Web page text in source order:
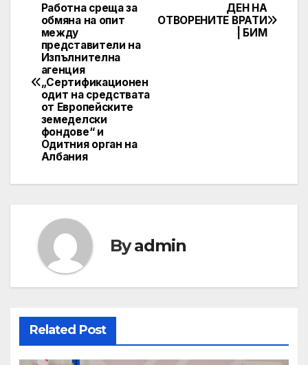
Post
navigation
ДЕН НА
ОТВОРЕНИТЕ ВРАТИ
| БИМ
Работна среща за
обмяна на опит
между
представители на
Изпълнителна
агенция
„Сертификационен
одит на средствата
от Европейските
земеделски
фондове“ и
Одитния орган на
Албания
Byadmin
Related Post